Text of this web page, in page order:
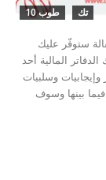
تك طوب 10
ستوفّر عليك
المالية أحد
وسلبيات
فيما بينها وسوف